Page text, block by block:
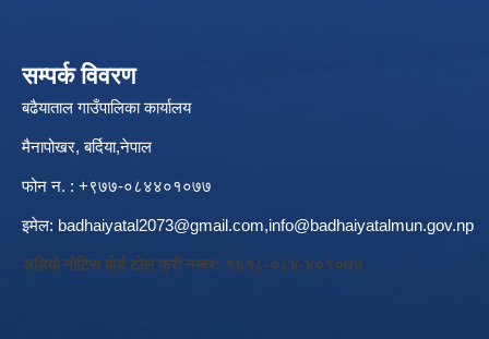
सम्पर्क विवरण
बढैयाताल गाउँपालिका कार्यालय
मैनापोखर, बर्दिया,नेपाल
फोन न. : +९७७-०८४४०१०७७
इमेल: badhaiyatal2073@gmail.com,info@badhaiyatalmun.gov.np
अडियो नोटिस बोर्ड टोल फ्री नम्बर: १६१८-०८४-४०१०७७